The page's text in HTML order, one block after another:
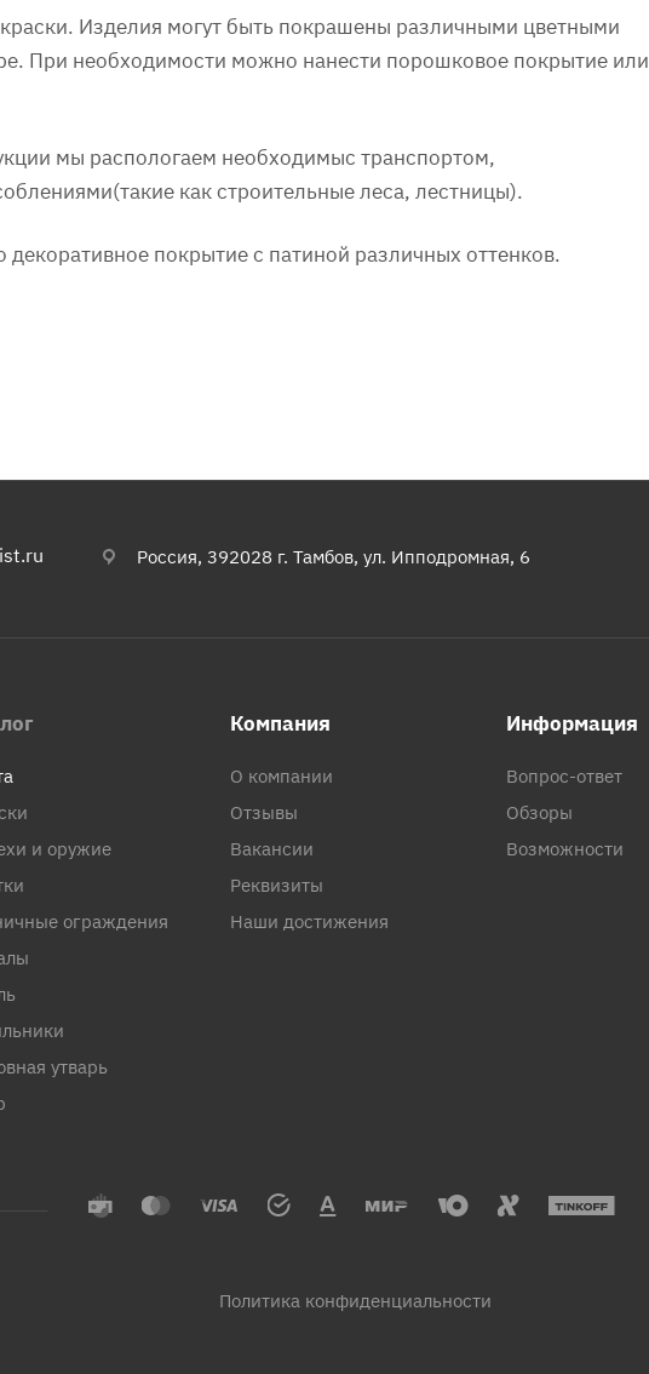
Изделия могут быть покрашены различными цветными
При необходимости можно нанести порошковое покрытие или
мы распологаем необходимыс транспортом,
как строительные леса, лестницы).
покрытие с патиной различных оттенков.
Россия, 392028 г. Тамбов, ул. Ипподромная, 6
и оружие
ограждения
утварь
Компания
О компании
Отзывы
Вакансии
Реквизиты
Наши достижения
Информация
Вопрос-ответ
Обзоры
Возможности
Политика конфиденциальности